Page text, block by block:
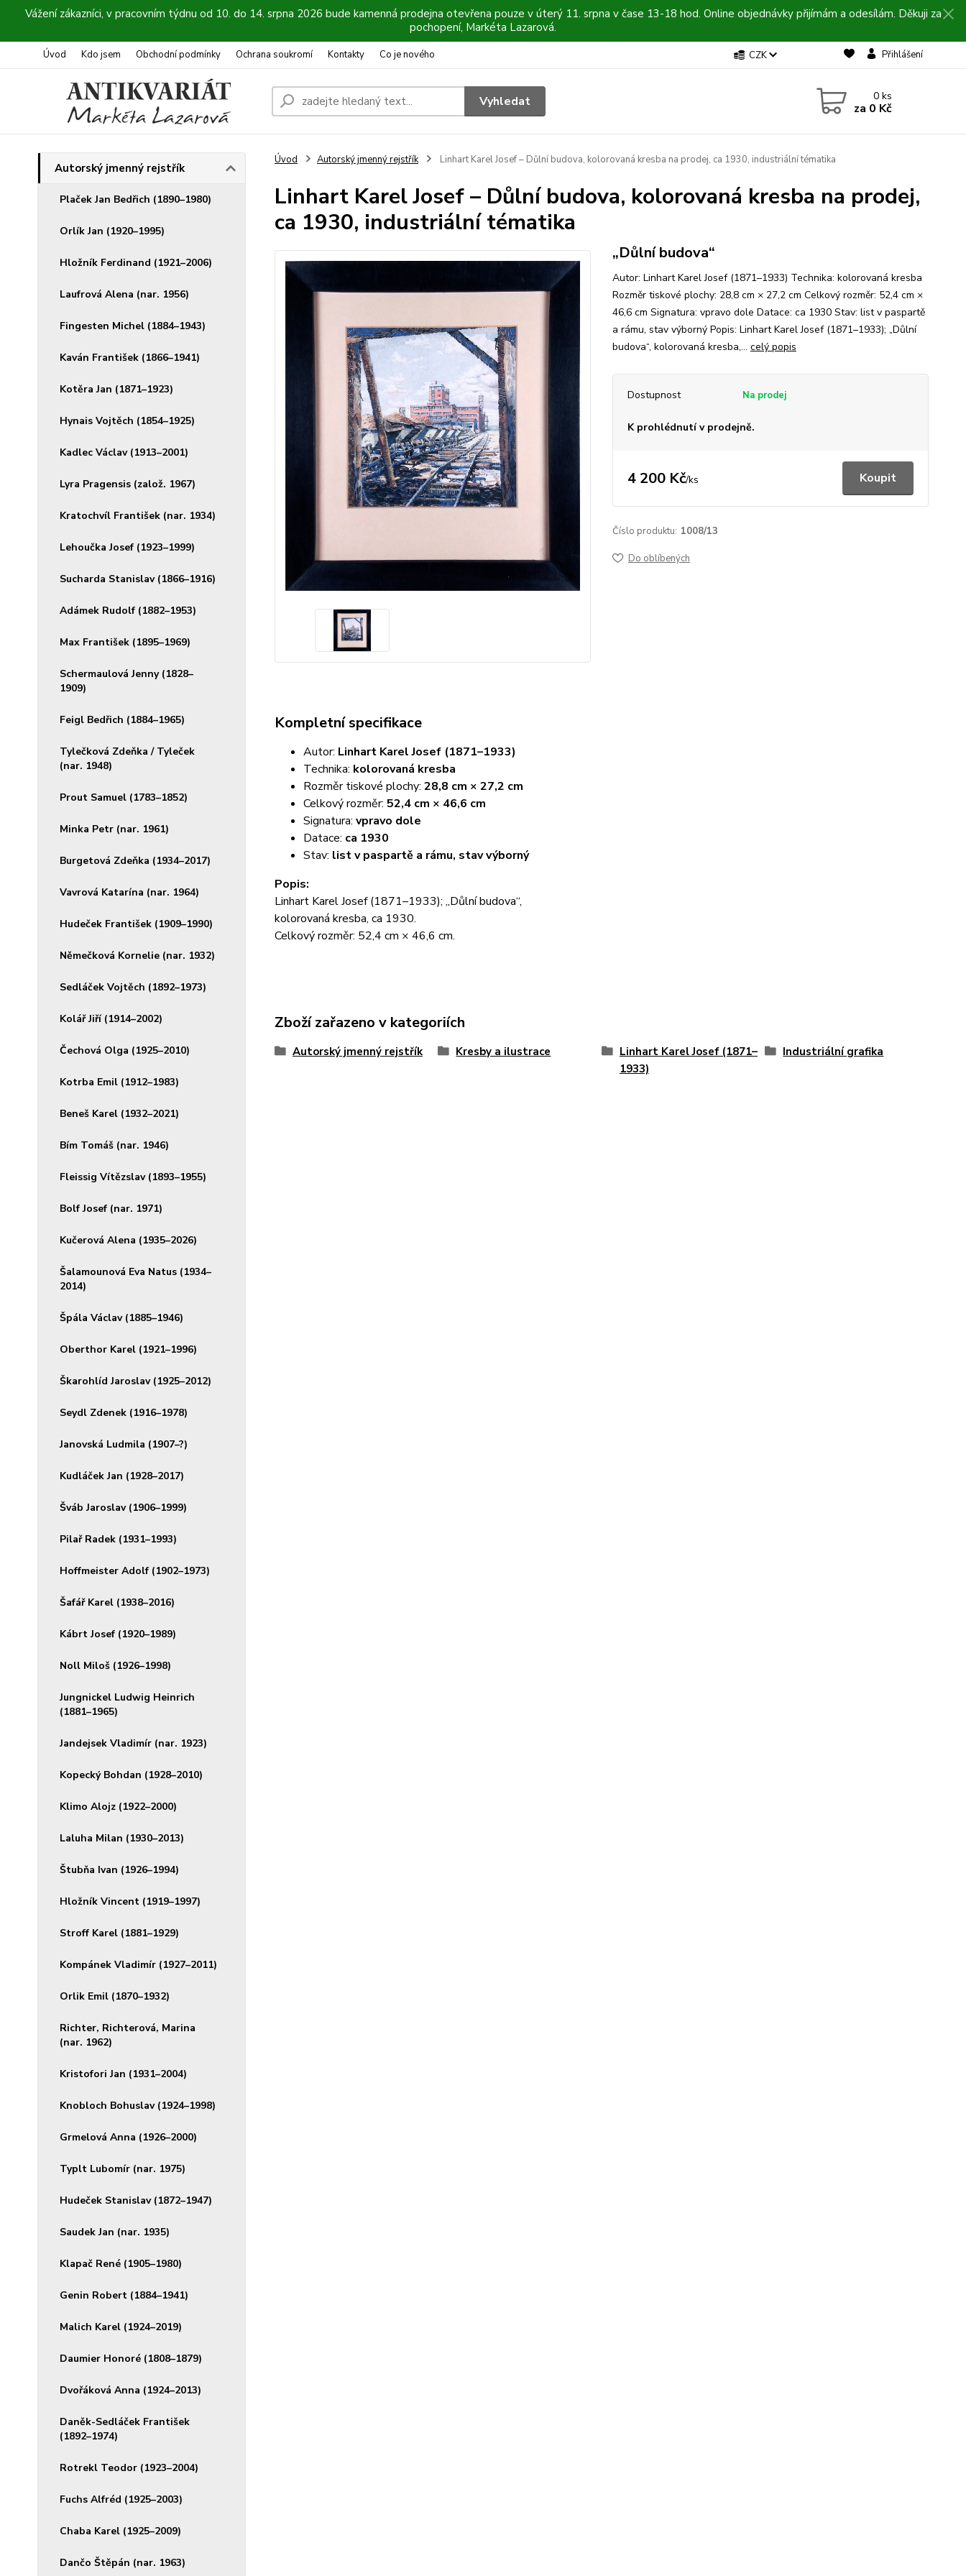
Vážení zákazníci, v pracovním týdnu od 10. do 14. srpna 2026 bude kamenná prodejna otevřena pouze v úterý 11. srpna v čase 13-18 hod. Online objednávky přijímám a odesílám. Děkuji za
pochopení, Markéta Lazarová.
Úvod Kdo jsem Obchodní podmínky Ochrana soukromí Kontakty Co je nového CZK Přihlášení
Vyhledat 0ks
za 0 Kč
Autorský jmenný rejstřík
Plaček Jan Bedřich (1890–1980)
Orlík Jan (1920–1995)
Hložník Ferdinand (1921–2006)
Laufrová Alena (nar. 1956)
Fingesten Michel (1884–1943)
Kaván František (1866–1941)
Kotěra Jan (1871–1923)
Hynais Vojtěch (1854–1925)
Kadlec Václav (1913–2001)
Lyra Pragensis (založ. 1967)
Kratochvíl František (nar. 1934)
Lehoučka Josef (1923–1999)
Sucharda Stanislav (1866–1916)
Adámek Rudolf (1882–1953)
Max František (1895–1969)
Schermaulová Jenny (1828–
1909)
Feigl Bedřich (1884–1965)
Tylečková Zdeňka / Tyleček
(nar. 1948)
Prout Samuel (1783–1852)
Minka Petr (nar. 1961)
Burgetová Zdeňka (1934–2017)
Vavrová Katarína (nar. 1964)
Hudeček František (1909–1990)
Němečková Kornelie (nar. 1932)
Sedláček Vojtěch (1892–1973)
Kolář Jiří (1914–2002)
Čechová Olga (1925–2010)
Kotrba Emil (1912–1983)
Beneš Karel (1932–2021)
Bím Tomáš (nar. 1946)
Fleissig Vítězslav (1893–1955)
Bolf Josef (nar. 1971)
Kučerová Alena (1935–2026)
Šalamounová Eva Natus (1934–
2014)
Špála Václav (1885–1946)
Oberthor Karel (1921–1996)
Škarohlíd Jaroslav (1925–2012)
Seydl Zdenek (1916–1978)
Janovská Ludmila (1907–?)
Kudláček Jan (1928–2017)
Šváb Jaroslav (1906–1999)
Pilař Radek (1931–1993)
Hoffmeister Adolf (1902–1973)
Šafář Karel (1938–2016)
Kábrt Josef (1920–1989)
Noll Miloš (1926–1998)
Jungnickel Ludwig Heinrich
(1881–1965)
Jandejsek Vladimír (nar. 1923)
Kopecký Bohdan (1928–2010)
Klimo Alojz (1922–2000)
Laluha Milan (1930–2013)
Štubňa Ivan (1926–1994)
Hložník Vincent (1919–1997)
Stroff Karel (1881–1929)
Kompánek Vladimír (1927–2011)
Orlik Emil (1870–1932)
Richter, Richterová, Marina
(nar. 1962)
Kristofori Jan (1931–2004)
Knobloch Bohuslav (1924–1998)
Grmelová Anna (1926–2000)
Typlt Lubomír (nar. 1975)
Hudeček Stanislav (1872–1947)
Saudek Jan (nar. 1935)
Klapač René (1905–1980)
Genin Robert (1884–1941)
Malich Karel (1924–2019)
Daumier Honoré (1808–1879)
Dvořáková Anna (1924–2013)
Daněk-Sedláček František
(1892–1974)
Rotrekl Teodor (1923–2004)
Fuchs Alfréd (1925–2003)
Chaba Karel (1925–2009)
Dančo Štěpán (nar. 1963)
Úvod Autorský jmenný rejstřík Linhart Karel Josef – Důlní budova, kolorovaná kresba na prodej, ca 1930, industriální tématika
Linhart Karel Josef – Důlní budova, kolorovaná kresba na prodej,
ca 1930, industriální tématika
„Důlní budova“
Autor: Linhart Karel Josef (1871–1933) Technika: kolorovaná kresba
Rozměr tiskové plochy: 28,8 cm × 27,2 cm Celkový rozměr: 52,4 cm ×
46,6 cm Signatura: vpravo dole Datace: ca 1930 Stav: list v paspartě
a rámu, stav výborný Popis: Linhart Karel Josef (1871–1933); „Důlní
budova“, kolorovaná kresba,... celý popis
Dostupnost
K prohlédnutí v prodejně.
4 200 Kč/ks Koupit
Číslo produktu: 1008/13
Do oblíbených
Kompletní specifikace
Autor: Linhart Karel Josef (1871–1933)
Technika: kolorovaná kresba
Rozměr tiskové plochy: 28,8 cm × 27,2 cm
Celkový rozměr: 52,4 cm × 46,6 cm
Signatura: vpravo dole
Datace: ca 1930
Stav: list v paspartě a rámu, stav výborný
Popis:
Linhart Karel Josef (1871–1933); „Důlní budova“,
kolorovaná kresba, ca 1930.
Celkový rozměr: 52,4 cm × 46,6 cm.
Zboží zařazeno v kategoriích
Autorský jmenný rejstřík Kresby a ilustrace
Linhart Karel Josef (1871–
1933)
Industriální grafika